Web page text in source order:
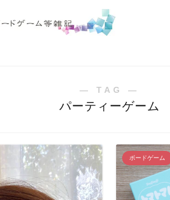
― TAG ―
パーティーゲーム
ボードゲーム